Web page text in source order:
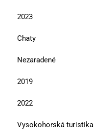
2023
Chaty
Nezaradené
2019
2022
Vysokohorská turistika